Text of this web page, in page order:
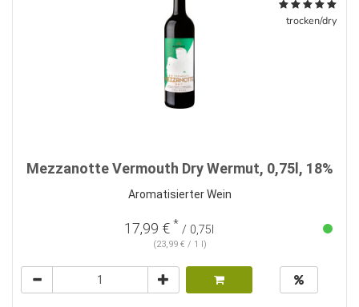
trocken/dry
Mezzanotte Vermouth Dry Wermut, 0,75l, 18%
Aromatisierter Wein
17,99 € * / 0,75l
(23,99 € / 1 l)